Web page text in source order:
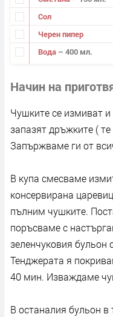
Сол
Черен пипер
Вода – 400 мл.
Начин на
Чушките се измиват и
запазят дръжките (
Запържваме ги от
В купа смесваме
консервирана
пълним чушките.
поръсваме с
зеленчуковия бульон
Тенджерата я
40 мин. Изваждаме
В останалия бульон